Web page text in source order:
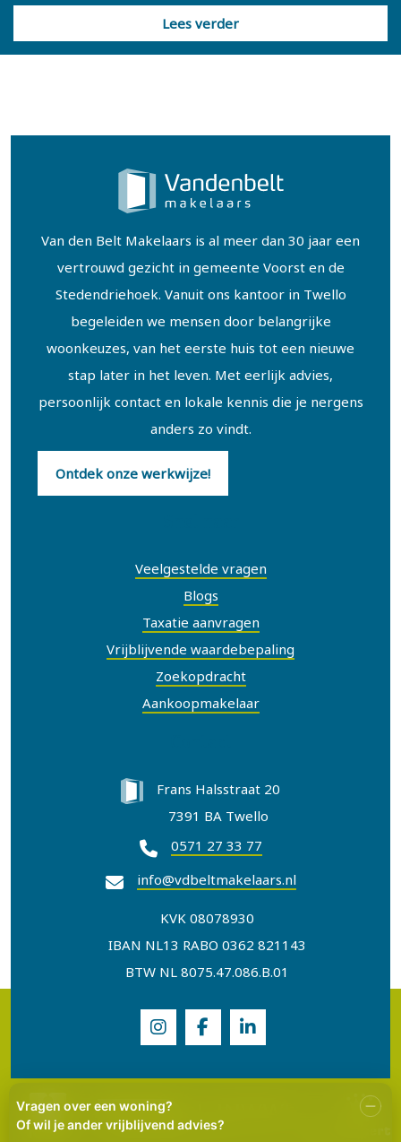
Lees verder
Van den Belt Makelaars is al meer dan 30 jaar een
vertrouwd gezicht in gemeente Voorst en de
Stedendriehoek. Vanuit ons kantoor in Twello
begeleiden we mensen door belangrijke
woonkeuzes, van het eerste huis tot een nieuwe
stap later in het leven. Met eerlijk advies,
persoonlijk contact en lokale kennis die je nergens
anders zo vindt.
Ontdek onze werkwijze!
Veelgestelde vragen
Blogs
Taxatie aanvragen
Vrijblijvende waardebepaling
Zoekopdracht
Aankoopmakelaar
Frans Halsstraat 20
7391 BA Twello
0571 27 33 77
info@vdbeltmakelaars.nl
KVK 08078930
IBAN NL13 RABO 0362 821143
BTW NL 8075.47.086.B.01